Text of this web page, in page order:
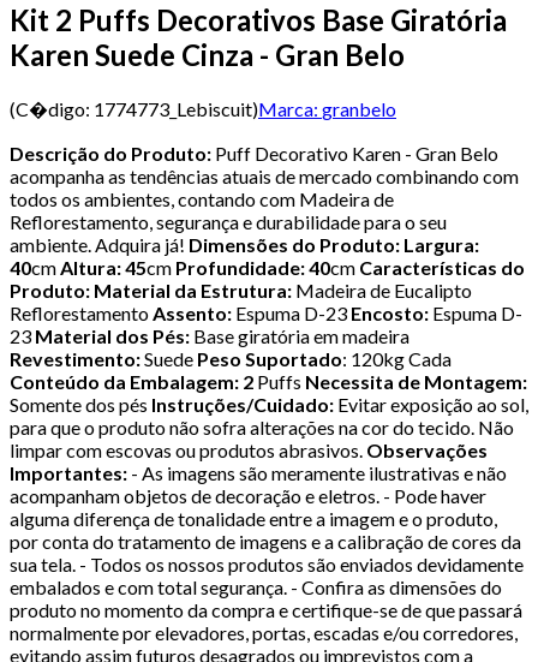
Kit 2 Puffs Decorativos Base Giratória
Karen Suede Cinza - Gran Belo
(C�digo: 1774773_Lebiscuit)Marca: granbelo
Descrição do Produto: Puff Decorativo Karen - Gran Belo
acompanha as tendências atuais de mercado combinando com
todos os ambientes, contando com Madeira de
Reflorestamento, segurança e durabilidade para o seu
ambiente. Adquira já! Dimensões do Produto: Largura:
40cmAltura: 45cm Profundidade: 40cm Características do
Produto: Material da Estrutura: Madeira de Eucalipto
ReflorestamentoAssento: Espuma D-23 Encosto: Espuma D-
23 Material dos Pés: Base giratória em madeira
Revestimento:Suede Peso Suportado: 120kg Cada
Conteúdo da Embalagem: 2 Puffs Necessita de Montagem:
Somente dos pés Instruções/Cuidado: Evitar exposição ao sol,
para que o produto não sofra alterações na cor do tecido. Não
limpar com escovas ou produtos abrasivos. Observações
Importantes: - As imagens são meramente ilustrativas e não
acompanham objetos de decoração e eletros. - Pode haver
alguma diferença de tonalidade entre a imagem e o produto,
por conta do tratamento de imagens e a calibração de cores da
sua tela. - Todos os nossos produtos são enviados devidamente
embalados e com total segurança. - Confira as dimensões do
produto no momento da compra e certifique-se de que passará
normalmente por elevadores, portas, escadas e/ou corredores,
evitando assim futuros desagrados ou imprevistos com a